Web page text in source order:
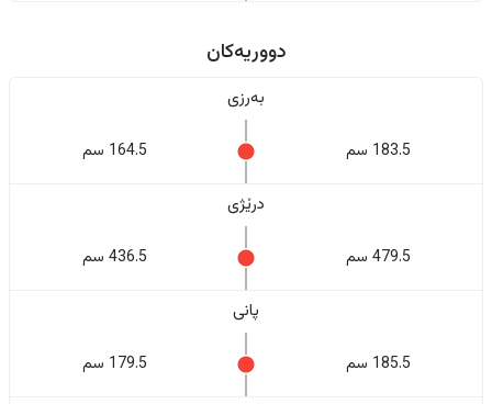
دووریەکان
بەرزی
183.5 سم 164.5 سم
درێژی
479.5 سم 436.5 سم
پانی
185.5 سم 179.5 سم